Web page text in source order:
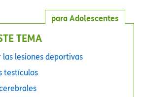
para Adolescentes
TEMA
lesiones deportivas
testículos